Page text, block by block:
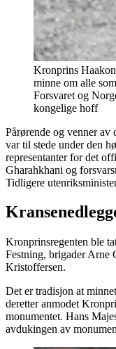
Kronprins
minne om alle
Forsvaret og
kongelige hoff
Pårørende og venner av
var til stede under den
representanter for det
Gharahkhani og
Tidligere
Kronprinsregenten ble
Festning, brigader Arne
Kristoffersen.
Det er tradisjon at
deretter anmodet
monumentet. Hans
avdukingen av